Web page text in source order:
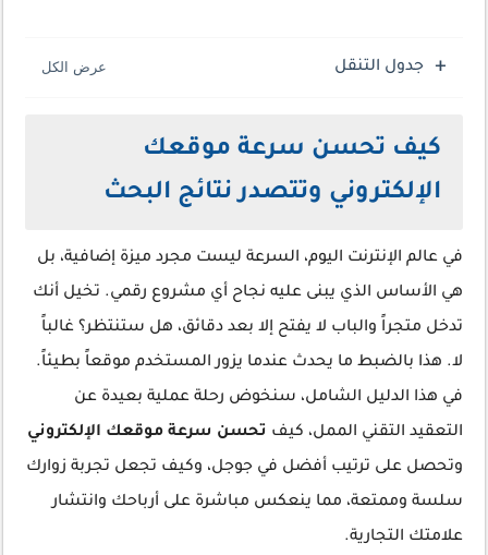
جدول التنقل
كيف تحسن سرعة موقعك
الإلكتروني وتتصدر نتائج البحث
في عالم الإنترنت اليوم، السرعة ليست مجرد ميزة إضافية، بل
هي الأساس الذي يبنى عليه نجاح أي مشروع رقمي. تخيل أنك
تدخل متجراً والباب لا يفتح إلا بعد دقائق، هل ستنتظر؟ غالباً
لا. هذا بالضبط ما يحدث عندما يزور المستخدم موقعاً بطيئاً.
في هذا الدليل الشامل، سنخوض رحلة عملية بعيدة عن
التعقيد التقني الممل، كيف تحسن سرعة موقعك الإلكتروني
وتحصل على ترتيب أفضل في جوجل، وكيف تجعل تجربة زوارك
سلسة وممتعة، مما ينعكس مباشرة على أرباحك وانتشار
علامتك التجارية.